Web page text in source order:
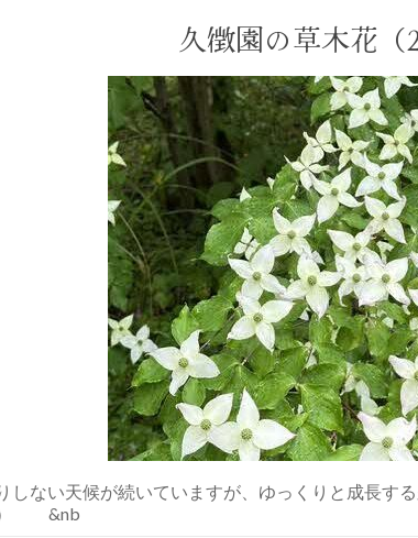
久徴園の草木花（
しない天候が続いていますが、ゆっくりと成長す
） &nb